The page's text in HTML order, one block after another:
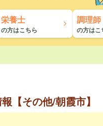
栄養士
の方はこちら
調理師
の方はこ
【その他/朝霞市】